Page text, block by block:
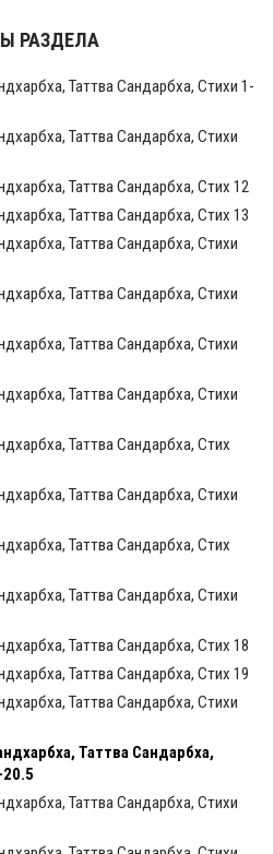
РАЗДЕЛА
Таттва Сандарбха, Стихи 1-
Таттва Сандарбха, Стихи
Таттва Сандарбха, Стих 12
Таттва Сандарбха, Стих 13
Таттва Сандарбха, Стихи
Таттва Сандарбха, Стихи
Таттва Сандарбха, Стихи
Таттва Сандарбха, Стихи
Таттва Сандарбха, Стих
Таттва Сандарбха, Стихи
Таттва Сандарбха, Стих
Таттва Сандарбха, Стихи
Таттва Сандарбха, Стих 18
Таттва Сандарбха, Стих 19
Таттва Сандарбха, Стихи
Таттва Сандарбха,
Таттва Сандарбха, Стихи